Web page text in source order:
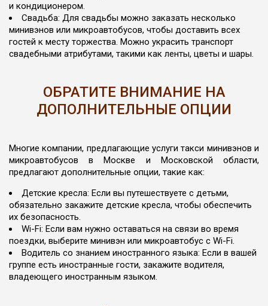
и кондиционером.
Свадьба: Для свадьбы можно заказать несколько
минивэнов или микроавтобусов, чтобы доставить всех
гостей к месту торжества. Можно украсить транспорт
свадебными атрибутами, такими как ленты, цветы и шары.
ОБРАТИТЕ ВНИМАНИЕ НА
ДОПОЛНИТЕЛЬНЫЕ ОПЦИИ
Многие компании, предлагающие услуги такси минивэнов и
микроавтобусов в Москве и Московской области,
предлагают дополнительные опции, такие как:
Детские кресла: Если вы путешествуете с детьми,
обязательно закажите детские кресла, чтобы обеспечить
их безопасность.
Wi-Fi: Если вам нужно оставаться на связи во время
поездки, выберите минивэн или микроавтобус с Wi-Fi.
Водитель со знанием иностранного языка: Если в вашей
группе есть иностранные гости, закажите водителя,
владеющего иностранным языком.